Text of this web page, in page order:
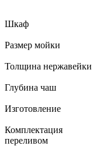
Шкаф 80
Размер мойки
Толщина
Глубина чаш
Изготовление
Комплектация
переливом